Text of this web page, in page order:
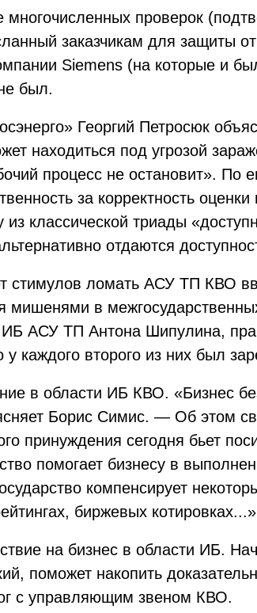
проверок
заказчикам для защиты от
Siemens (на которые и
был.
Георгий Петросюк
находиться под угрозой
процесс не остановит».
за корректность
классической триады
отдаются
стимулов ломать АСУ ТП КВО
в
ИБ АСУ ТП Антона Шипулина,
каждого второго из них был
в области ИБ КВО. «Бизнес
Борис Симис. — Об этом
принуждения сегодня бьет
помогает бизнесу в
компенсирует
биржевых котировках...»
на бизнес в области ИБ.
поможет накопить
с управляющим звеном КВО.